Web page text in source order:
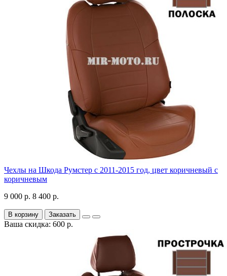
Чехлы на Шкода Румстер с 2011-2015 год, цвет коричневый с
коричневым
9 000 р. 8 400 р.
В корзину Заказать
Ваша скидка: 600 р.